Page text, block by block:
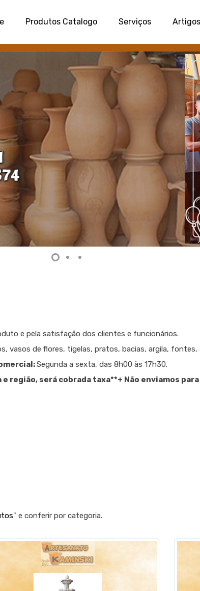
Produtos Catalogo Serviços Artigos
e pela satisfação dos clientes e funcionários.
vasos de flores, tigelas, pratos, bacias, argila,
Segunda a sexta, das 8h00 às 17h30.
região, será cobrada taxa**+ Não enviamos
" e conferir por categoria.